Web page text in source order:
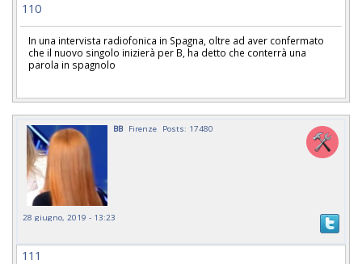
110
In una intervista radiofonica in Spagna, oltre ad aver confermato
che il nuovo singolo inizierà per B, ha detto che conterrà una
parola in spagnolo
BB Firenze Posts: 17480
28 giugno, 2019 - 13:23
111